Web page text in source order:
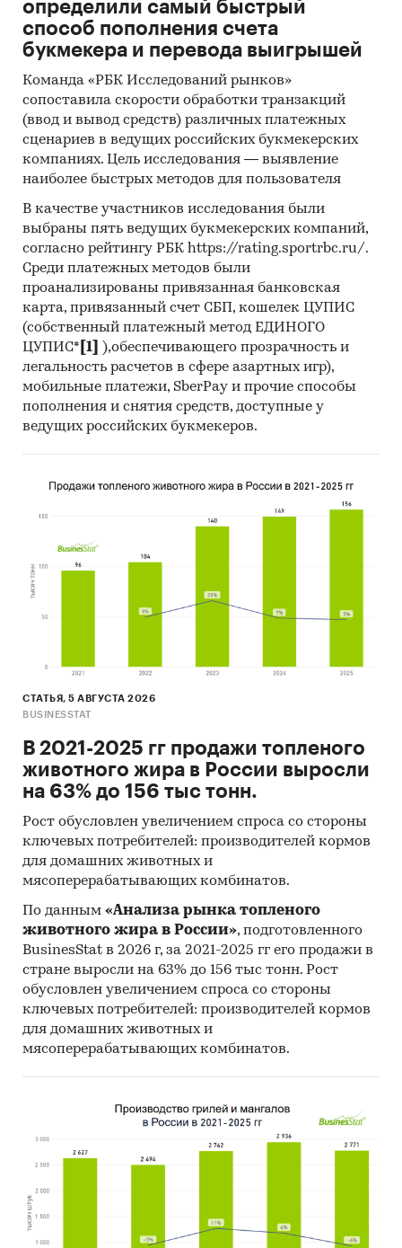
Региональные и федеральные СМИ
Инсайдерские источники
Специализированные аналитические
порталы
Методы:
Кабинетное исследование. Поиск и анализ
информации из различных источников,
проведение расчетов. Статистика и
аналитика
Прогноз ГидМаркет. Современные
статистические методы прогнозирования с
поправкой на мнение экспертов.
Отчет отражает мнение авторов и не является
инвестиционной рекомендацией
Категории: Потребительские товары / ... /
Текстиль / Постельное белье
Россия
определили самый быстрый
способ пополнения счета
букмекера и перевода выигрышей
Команда «РБК Исследований рынков»
сопоставила скорости обработки транзакций
(ввод и вывод средств) различных платежных
сценариев в ведущих российских букмекерских
компаниях. Цель исследования — выявление
наиболее быстрых методов для пользователя
В качестве участников исследования были
выбраны пять ведущих букмекерских компаний,
согласно рейтингу РБК https://rating.sportrbc.ru/.
Среди платежных методов были
проанализированы привязанная банковская
карта, привязанный счет СБП, кошелек ЦУПИС
(собственный платежный метод ЕДИНОГО
ЦУПИС* [1]
),обеспечивающего прозрачность и
легальность расчетов в сфере азартных игр),
мобильные платежи, SberPay и прочие способы
пополнения и снятия средств, доступные у
ведущих российских букмекеров.
СТАТЬЯ, 5 АВГУСТА 2026
BUSINESSTAT
В 2021-2025 гг продажи топленого
животного жира в России выросли
на 63% до 156 тыс тонн.
Рост обусловлен увеличением спроса со стороны
ключевых потребителей: производителей кормов
для домашних животных и
мясоперерабатывающих комбинатов.
По данным «Анализа рынка топленого
животного жира в России», подготовленного
BusinesStat в 2026 г, за 2021-2025 гг его продажи в
стране выросли на 63% до 156 тыс тонн. Рост
обусловлен увеличением спроса со стороны
ключевых потребителей: производителей кормов
для домашних животных и
мясоперерабатывающих комбинатов.